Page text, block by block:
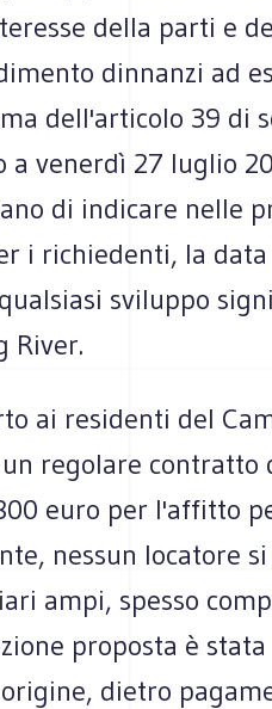
della parti e
dinnanzi ad
dell'articolo 39 di
venerdì 27 luglio
di indicare nelle
i richiedenti, la
sviluppo
River.
ai residenti del
regolare contratto
euro per l'affitto
nessun locatore
ampi, spesso
proposta è
dietro